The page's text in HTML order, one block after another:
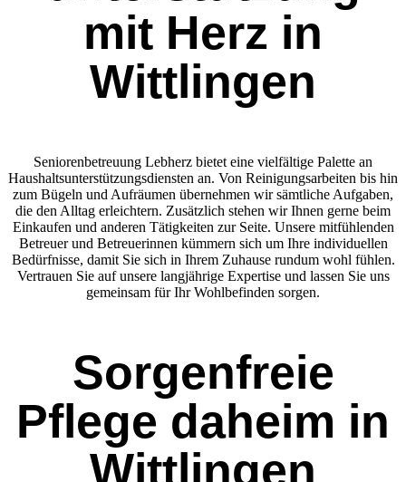
mit Herz in
Wittlingen
Seniorenbetreuung Lebherz bietet eine vielfältige Palette an
Haushaltsunterstützungsdiensten an. Von Reinigungsarbeiten bis hin
zum Bügeln und Aufräumen übernehmen wir sämtliche Aufgaben,
die den Alltag erleichtern. Zusätzlich stehen wir Ihnen gerne beim
Einkaufen und anderen Tätigkeiten zur Seite. Unsere mitfühlenden
Betreuer und Betreuerinnen kümmern sich um Ihre individuellen
Bedürfnisse, damit Sie sich in Ihrem Zuhause rundum wohl fühlen.
Vertrauen Sie auf unsere langjährige Expertise und lassen Sie uns
gemeinsam für Ihr Wohlbefinden sorgen.
Sorgenfreie
Pflege daheim in
Wittlingen